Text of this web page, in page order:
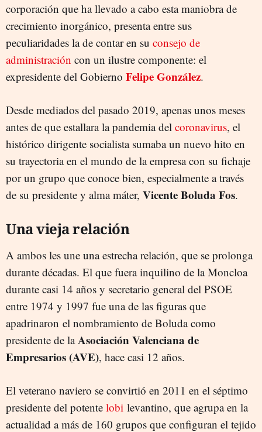
corporación que ha llevado a cabo esta maniobra de
crecimiento inorgánico, presenta entre sus
peculiaridades la de contar en su consejo de
administración con un ilustre componente: el
expresidente del Gobierno Felipe González.
Desde mediados del pasado 2019, apenas unos meses
antes de que estallara la pandemia del coronavirus, el
histórico dirigente socialista sumaba un nuevo hito en
su trayectoria en el mundo de la empresa con su fichaje
por un grupo que conoce bien, especialmente a través
de su presidente y alma máter, Vicente Boluda Fos.
Una vieja relación
A ambos les une una estrecha relación, que se prolonga
durante décadas. El que fuera inquilino de la Moncloa
durante casi 14 años y secretario general del PSOE
entre 1974 y 1997 fue una de las figuras que
apadrinaron el nombramiento de Boluda como
presidente de laAsociación Valenciana de
Empresarios (AVE), hace casi 12 años.
El veterano naviero se convirtió en 2011 en el séptimo
presidente del potente lobi levantino, que agrupa en la
actualidad a más de 160 grupos que configuran el tejido